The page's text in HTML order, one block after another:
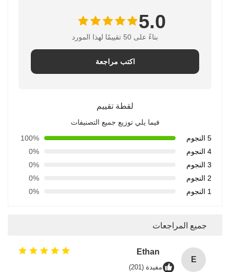
5.0
بناءً على 50 تقييمًا لهذا المورد
اكتب مراجعة
لقطة تقييم
فيما يلي توزيع جميع التصنيفات
5 النجوم
100%
4 النجوم
0%
3 النجوم
0%
2 النجوم
0%
1 النجوم
0%
جميع المراجعات
E
Ethan
مفيدة (201)